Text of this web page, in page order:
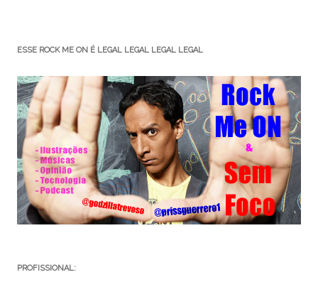
ESSE ROCK ME ON É LEGAL LEGAL LEGAL LEGAL
PROFISSIONAL: